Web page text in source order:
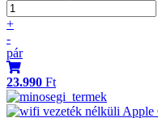
+
-
pár
23.990 Ft